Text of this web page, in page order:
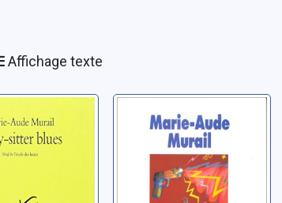
Affichage texte
Aude
L'assassin est au
collège
Murail, Marie-Aude